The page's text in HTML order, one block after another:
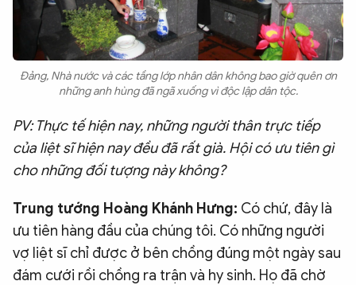
Đảng, Nhà nước và các tầng lớp nhân dân không bao giờ quên ơn
những anh hùng đã ngã xuống vì độc lập dân tộc.
PV: Thực tế hiện nay, những người thân trực tiếp
của liệt sĩ hiện nay đều đã rất già. Hội có ưu tiên gì
cho những đối tượng này không?
Trung tướng Hoàng Khánh Hưng: Có chứ, đây là
ưu tiên hàng đầu của chúng tôi. Có những người
vợ liệt sĩ chỉ được ở bên chồng đúng một ngày sau
đám cưới rồi chồng ra trận và hy sinh. Họ đã chờ